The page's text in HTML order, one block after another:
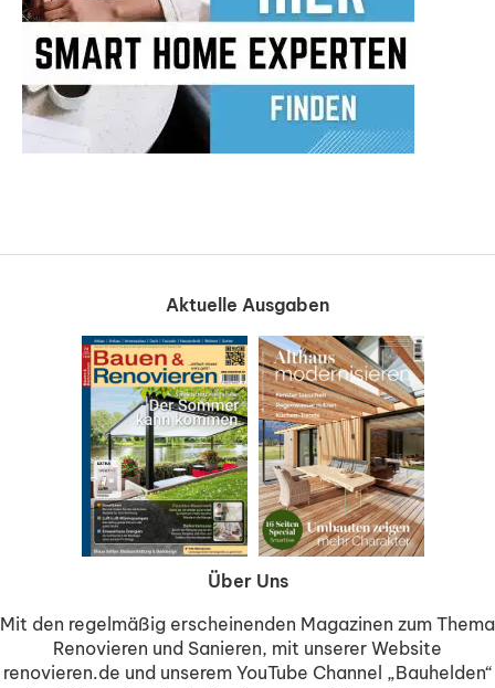
Aktuelle Ausgaben
Über Uns
Mit den regelmäßig erscheinenden Magazinen zum Thema
Renovieren und Sanieren, mit unserer Website
renovieren.de und unserem YouTube Channel „Bauhelden“